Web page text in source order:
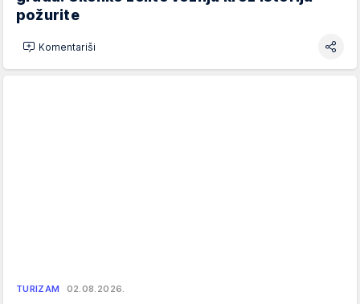
požurite
Komentariši
TURIZAM 02.08.2026.